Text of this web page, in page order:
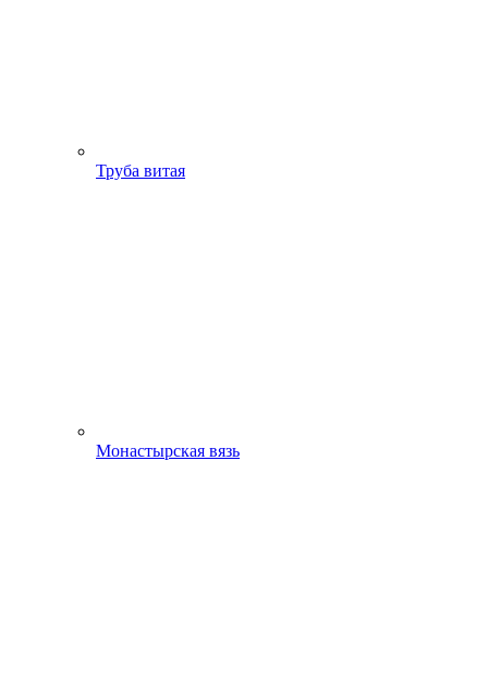
Труба витая
Монастырская вязь